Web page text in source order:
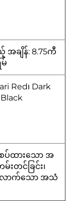
ချိန်: 8.75ကီ
Red၊ Dark
ထားသော အ
တင်ခြင်း၊
ောက်သော အသံ